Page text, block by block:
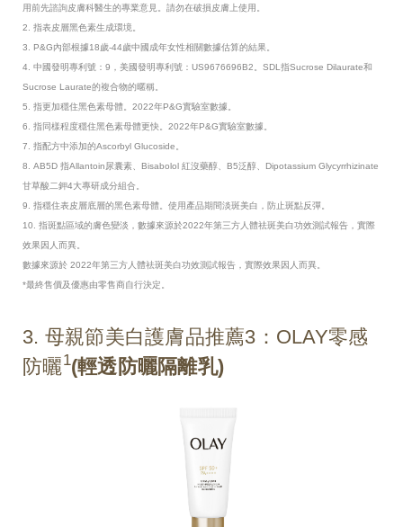
用前先諮詢皮膚科醫生的專業意見。請勿在破損皮膚上使用。
2. 指表皮層黑色素生成環境。
3. P&G內部根據18歲-44歲中國成年女性相關數據估算的結果。
4. 中國發明專利號：9，美國發明專利號：US9676696B2。SDL指Sucrose Dilaurate和
Sucrose Laurate的複合物的暱稱。
5. 指更加穩住黑色素母體。2022年P&G實驗室數據。
6. 指同樣程度穩住黑色素母體更快。2022年P&G實驗室數據。
7. 指配方中添加的Ascorbyl Glucoside。
8. AB5D 指Allantoin尿囊素、Bisabolol 紅沒藥醇、B5泛醇、Dipotassium Glycyrrhizinate
甘草酸二鉀4大專研成分組合。
9. 指穩住表皮層底層的黑色素母體。使用產品期間淡斑美白，防止斑點反彈。
10. 指斑點區域的膚色變淡，數據來源於2022年第三方人體祛斑美白功效測試報告，實際
效果因人而異。
數據來源於 2022年第三方人體祛斑美白功效測試報告，實際效果因人而異。
*最終售價及優惠由零售商自行決定。
3. 母親節美白護膚品推薦3：OLAY零感
防曬1(輕透防曬隔離乳)